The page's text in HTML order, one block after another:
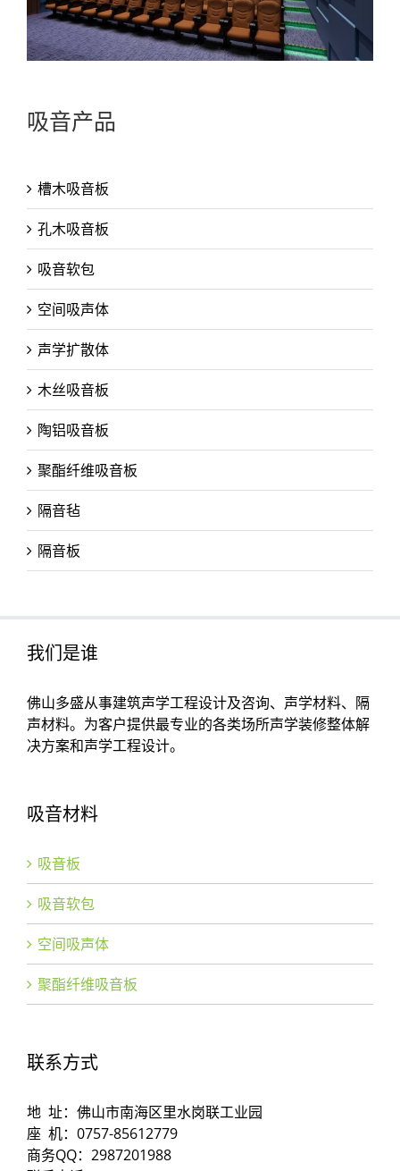
吸音产品
槽木吸音板
孔木吸音板
吸音软包
空间吸声体
声学扩散体
木丝吸音板
陶铝吸音板
聚酯纤维吸音板
隔音毡
隔音板
我们是谁
佛山多盛从事建筑声学工程设计及咨询、声学材料、隔
声材料。为客户提供最专业的各类场所声学装修整体解
决方案和声学工程设计。
吸音材料
吸音板
吸音软包
空间吸声体
聚酯纤维吸音板
联系方式
地 址：佛山市南海区里水岗联工业园
座 机：0757-85612779
商务QQ：2987201988